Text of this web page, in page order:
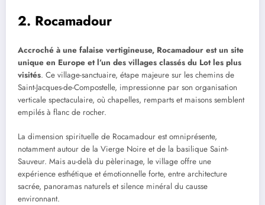
2. Rocamadour
Accroché à une falaise vertigineuse, Rocamadour est un site
unique en Europe et l’un des villages classés du Lot les plus
visités. Ce village-sanctuaire, étape majeure sur les chemins de
Saint-Jacques-de-Compostelle, impressionne par son organisation
verticale spectaculaire, où chapelles, remparts et maisons semblent
empilés à flanc de rocher.
La dimension spirituelle de Rocamadour est omniprésente,
notamment autour de la Vierge Noire et de la basilique Saint-
Sauveur. Mais au-delà du pèlerinage, le village offre une
expérience esthétique et émotionnelle forte, entre architecture
sacrée, panoramas naturels et silence minéral du causse
environnant.